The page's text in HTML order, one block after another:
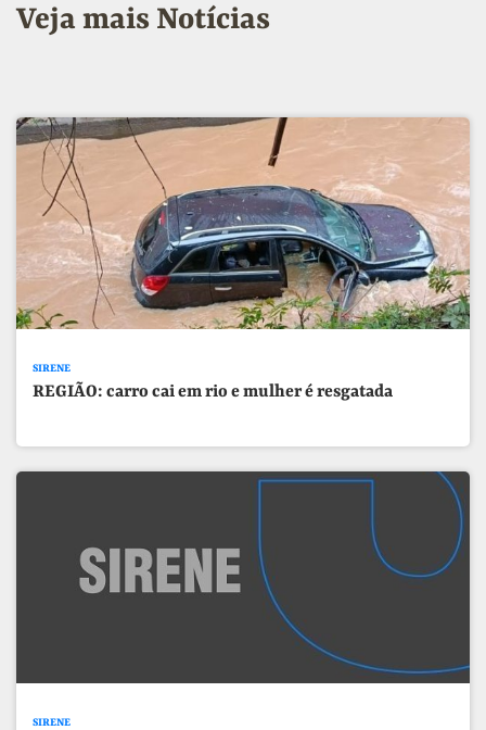
Veja mais Notícias
SIRENE
REGIÃO: carro cai em rio e mulher é resgatada
SIRENE